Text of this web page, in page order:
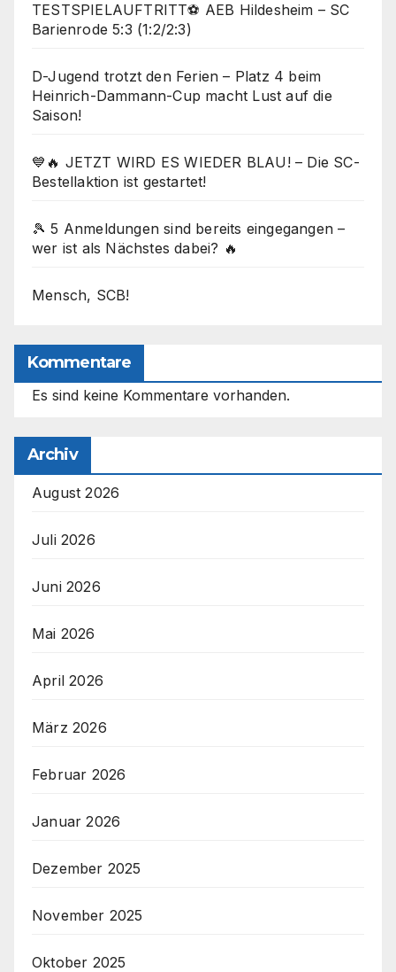
TESTSPIELAUFTRITT⚽ AEB Hildesheim – SC
Barienrode 5:3 (1:2/2:3)
D-Jugend trotzt den Ferien – Platz 4 beim
Heinrich-Dammann-Cup macht Lust auf die
Saison!
💙🔥 JETZT WIRD ES WIEDER BLAU! – Die SC-
Bestellaktion ist gestartet!
🎾 5 Anmeldungen sind bereits eingegangen –
wer ist als Nächstes dabei? 🔥
Mensch, SCB!
Kommentare
Es sind keine Kommentare vorhanden.
Archiv
August 2026
Juli 2026
Juni 2026
Mai 2026
April 2026
März 2026
Februar 2026
Januar 2026
Dezember 2025
November 2025
Oktober 2025